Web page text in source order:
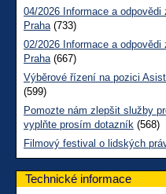
04/2026 Informace a
Praha(733)
02/2026 Informace a
Praha(667)
Výběrové řízení na pozici
(599)
Pomozte nám zlepšit služby
vyplňte prosím dotazník (568)
Filmový festival o lidských
Technické informace